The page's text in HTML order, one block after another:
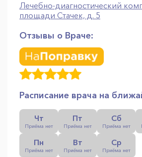
Лечебно-диагностический
площади Стачек, д. 5
Отзывы о Враче:
Расписание врача на
Чт
Приёма нет
Пт
Приёма нет
Сб
Приёма нет
Пн
Приёма нет
Вт
Приёма нет
Ср
Приёма нет